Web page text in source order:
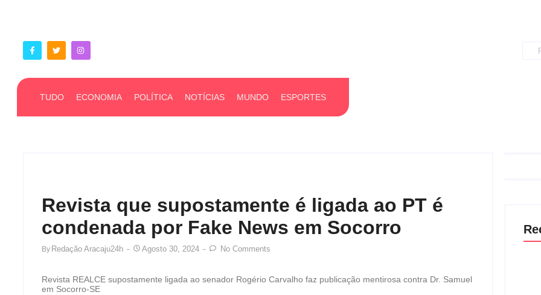
TUDO ECONOMIA POLÍTICA NOTÍCIAS MUNDO ESPORTES
Revista que supostamente é ligada ao PT é
condenada por Fake News em Socorro
By Redação Aracaju24h Agosto 30, 2024 No Comments
Revista REALCE supostamente ligada ao senador Rogério Carvalho faz publicação mentirosa contra Dr. Samuel
em Socorro-SE